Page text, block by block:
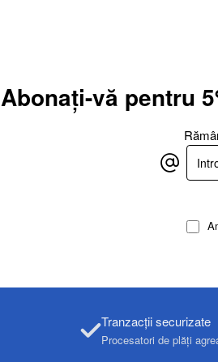
Abonați-vă pentru
adresa
de
Tranzacții securizate
Procesatori de plăți